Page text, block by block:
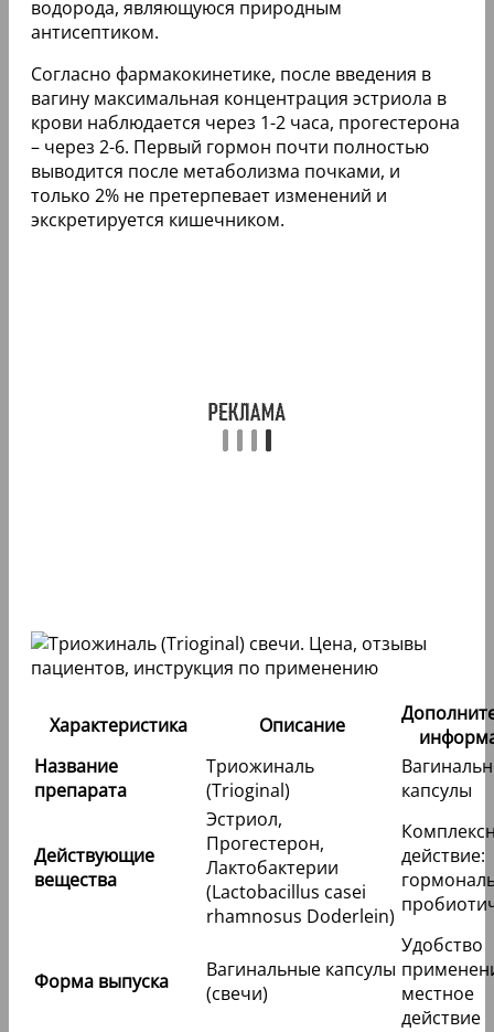
водорода, являющуюся природным
антисептиком.
Согласно фармакокинетике, после введения в
вагину максимальная концентрация эстриола в
крови наблюдается через 1-2 часа, прогестерона
– через 2-6. Первый гормон почти полностью
выводится после метаболизма почками, и
только 2% не претерпевает изменений и
экскретируется кишечником.
Характеристика Описание
Название
препарата
Триожиналь
(Trioginal)
капсулы
Действующие
вещества
Эстриол,
Прогестерон,
Лактобактерии
(Lactobacillus casei
rhamnosus Doderlein)
действие:
Форма выпуска
Вагинальные капсулы
(свечи)
Удобство
местное
действие